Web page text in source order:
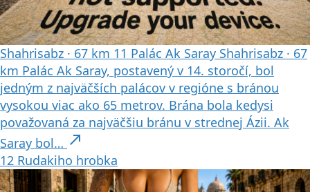
Shahrisabz · 67 km 11 Palác Ak Saray Shahrisabz · 67
km Palác Ak Saray, postavený v 14. storočí, bol
jedným z najväčších palácov v regióne s bránou
vysokou viac ako 65 metrov. Brána bola kedysi
považovaná za najväčšiu bránu v strednej Ázii. Ak
Saray bol… north_east
12 Rudakiho hrobka